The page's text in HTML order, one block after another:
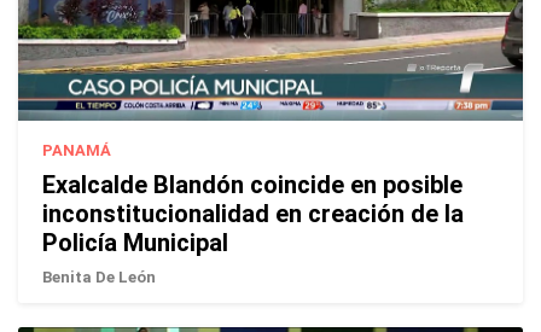
PANAMÁ
Exalcalde Blandón coincide en posible
inconstitucionalidad en creación de la
Policía Municipal
Benita De León